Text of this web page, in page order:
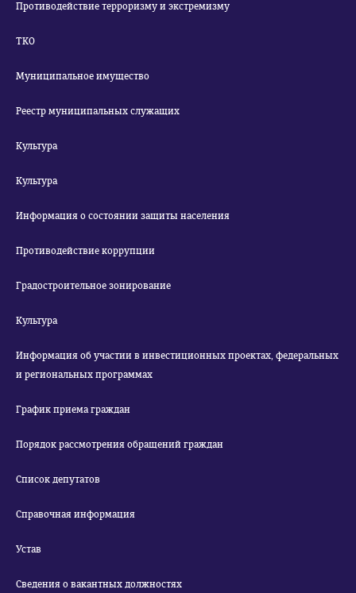
Противодействие терроризму и экстремизму
ТКО
Муниципальное имущество
Реестр муниципальных служащих
Культура
Культура
Информация о состоянии защиты населения
Противодействие коррупции
Градостроительное зонирование
Культура
Информация об участии в инвестиционных проектах, федеральных
и региональных программах
График приема граждан
Порядок рассмотрения обращений граждан
Список депутатов
Справочная информация
Устав
Сведения о вакантных должностях